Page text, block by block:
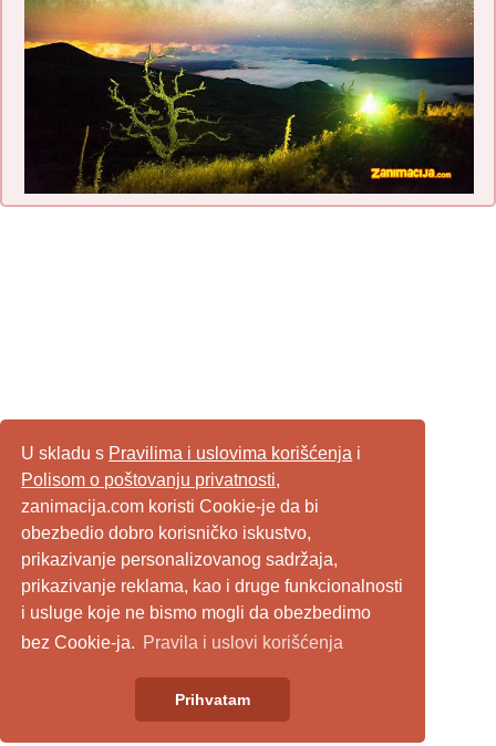
U skladu s Pravilima i uslovima korišćenja i
Polisom o poštovanju privatnosti,
zanimacija.com koristi Cookie-je da bi
obezbedio dobro korisničko iskustvo,
prikazivanje personalizovanog sadržaja,
prikazivanje reklama, kao i druge funkcionalnosti
i usluge koje ne bismo mogli da obezbedimo
bez Cookie-ja. Pravila i uslovi korišćenja
Prihvatam